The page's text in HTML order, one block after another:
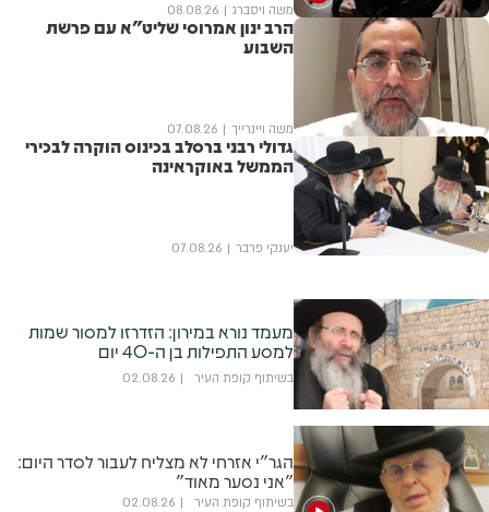
משה ויסברג 08.08.26
הרב ינון אמרוסי שליט"א עם פרשת
השבוע
משה ויינרייך 07.08.26
גדולי רבני ברסלב בכינוס הוקרה לבכירי
הממשל באוקראינה
יענקי פרבר 07.08.26
מעמד נורא במירון: הזדרזו למסור שמות
למסע התפילות בן ה-40 יום
בשיתוף קופת העיר 02.08.26
הגר"י אזרחי לא מצליח לעבור לסדר היום:
"אני נסער מאוד"
בשיתוף קופת העיר 02.08.26